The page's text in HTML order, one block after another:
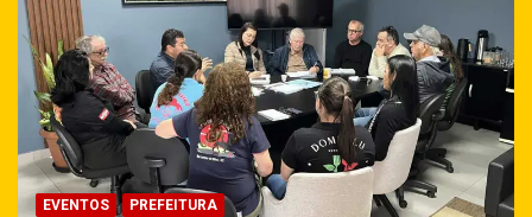
EVENTOS PREFEITURA